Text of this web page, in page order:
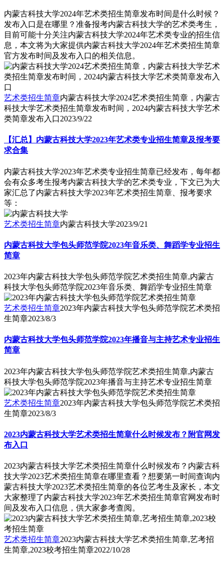
内蒙古科技大学2024年艺术类招生简章发布时间是什么时候？
发布入口是在哪里？准备报考内蒙古科技大学的艺术类考生，
目前可能十分关注内蒙古科技大学2024年艺术类专业的招生信
息，本文将为大家提供内蒙古科技大学2024年艺术类招生简章
官方发布时间及发布入口的相关信息。
艺术类招生简章内蒙古科技大学2024艺术类招生简章，内蒙古
科技大学艺术类招生简章发布时间，2024内蒙古科技大学艺术
类简章发布入口2023/9/22
【汇总】内蒙古科技大学2023年艺术类专业招生简章及报考要
求合集
内蒙古科技大学2023年艺术类专业招生简章已经发布，每年都
会有众多考生报考内蒙古科技大学的艺术类专业，下文已为大
家汇总了内蒙古科技大学2023年艺术类招生简章、报考要求
等：
艺术类招生简章内蒙古科技大学2023/9/21
内蒙古科技大学包头师范学院2023年音乐类、舞蹈学专业招生
简章
2023年内蒙古科技大学包头师范学院艺术类招生简章,内蒙古
科技大学包头师范学院2023年音乐类、舞蹈学专业招生简章
艺术类招生简章2023年内蒙古科技大学包头师范学院艺术类招
生简章2023/8/3
内蒙古科技大学包头师范学院2023年播音与主持艺术专业招生
简章
2023年内蒙古科技大学包头师范学院艺术类招生简章,内蒙古
科技大学包头师范学院2023年播音与主持艺术专业招生简章
艺术类招生简章2023年内蒙古科技大学包头师范学院艺术类招
生简章2023/8/3
2023内蒙古科技大学艺术类招生简章什么时候发布？附官网发
布入口
2023内蒙古科技大学艺术类招生简章什么时候发布？内蒙古科
技大学2023艺术类招生简章在哪里查看？想要第一时间查询内
蒙古科技大学2023艺术类招生简章的各位艺考生及家长，本文
大家整理了内蒙古科技大学2023年艺术类招生简章官网发布时
间及发布入口信息，供大家参考查阅。
艺术类招生简章2023内蒙古科技大学艺术类招生简章,艺考招
生简章,2023校考招生简章2022/10/28